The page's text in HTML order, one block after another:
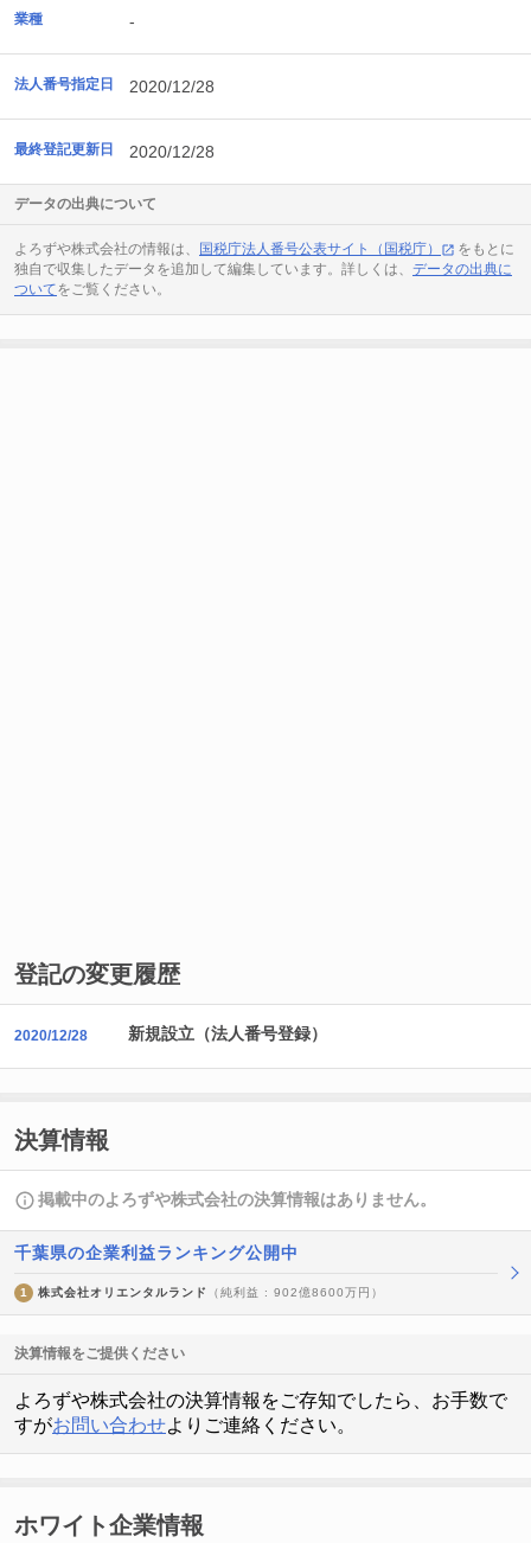
業種 -
法人番号指定日 2020/12/28
最終登記更新日 2020/12/28
データの出典について
よろずや株式会社の情報は、 国税庁法人番号公表サイト（国税庁）
をもとに
独自で収集したデータを追加して編集しています。詳しくは、 データの出典に
ついてをご覧ください。
登記の変更履歴
2020/12/28 新規設立（法人番号登録）
決算情報
掲載中のよろずや株式会社の決算情報はありません。
千葉県の企業利益ランキング公開中
1 株式会社オリエンタルランド （純利益 : 902億8600万円）
決算情報をご提供ください
よろずや株式会社の決算情報をご存知でしたら、お手数で
すがお問い合わせよりご連絡ください。
ホワイト企業情報